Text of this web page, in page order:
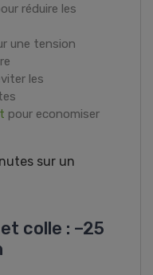
réduire les
une tension
les
pour economiser
sur un
colle : –25